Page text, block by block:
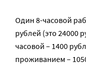
Один 8-часовой
рублей (это 24000
часовой – 1400
проживанием –